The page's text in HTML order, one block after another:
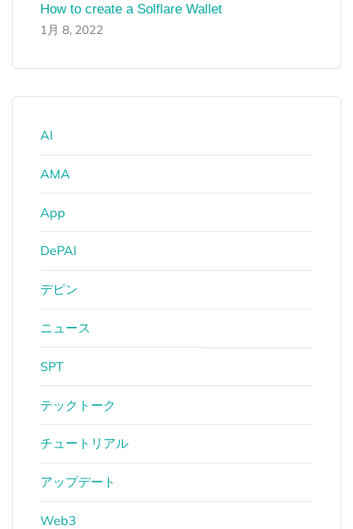
How to create a Solflare Wallet
1月 8, 2022
AI
AMA
App
DePAI
デピン
ニュース
SPT
テックトーク
チュートリアル
アップデート
Web3